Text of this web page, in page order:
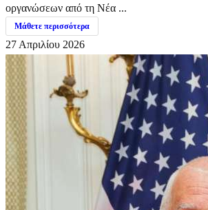
οργανώσεων από τη Νέα ...
Μάθετε περισσότερα
27 Απριλίου 2026